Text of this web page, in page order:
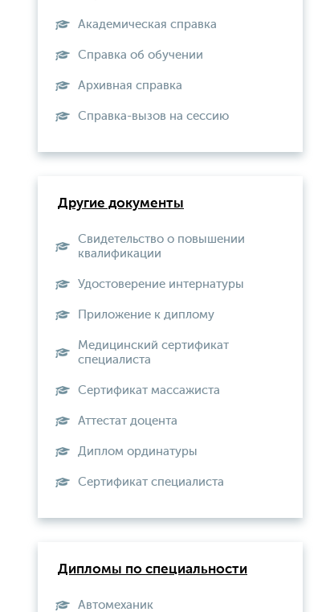
Академическая справка
Справка об обучении
Архивная справка
Справка-вызов на сессию
Другие документы
Свидетельство о повышении
квалификации
Удостоверение интернатуры
Приложение к диплому
Медицинский сертификат
специалиста
Сертификат массажиста
Аттестат доцента
Диплом ординатуры
Сертификат специалиста
Дипломы по специальности
Автомеханик